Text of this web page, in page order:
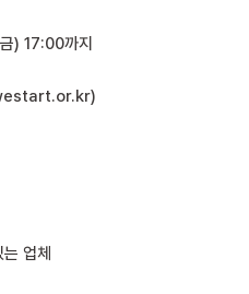
) 17:00까지
업체